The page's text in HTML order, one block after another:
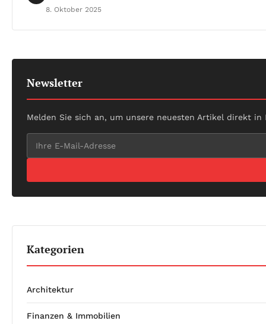
8. Oktober 2025
Newsletter
Melden Sie sich an, um unsere neuesten Artikel direkt
Kategorien
Architektur
Finanzen & Immobilien